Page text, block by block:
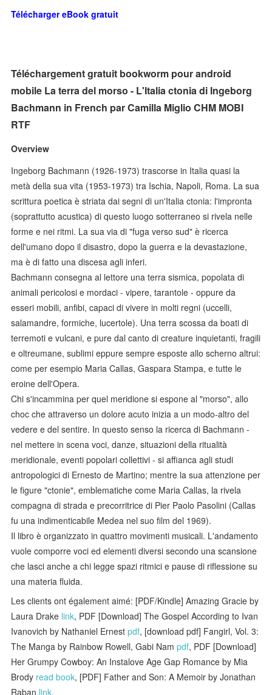
Télécharger eBook gratuit
Téléchargement gratuit bookworm pour android
mobile La terra del morso - L'Italia ctonia di Ingeborg
Bachmann in French par Camilla Miglio CHM MOBI
RTF
Overview
Ingeborg Bachmann (1926-1973) trascorse in Italia quasi la
metà della sua vita (1953-1973) tra Ischia, Napoli, Roma. La sua
scrittura poetica è striata dai segni di un'Italia ctonia: l'impronta
(soprattutto acustica) di questo luogo sotterraneo si rivela nelle
forme e nei ritmi. La sua via di "fuga verso sud" è ricerca
dell'umano dopo il disastro, dopo la guerra e la devastazione,
ma è di fatto una discesa agli inferi.
Bachmann consegna al lettore una terra sismica, popolata di
animali pericolosi e mordaci - vipere, tarantole - oppure da
esseri mobili, anfibi, capaci di vivere in molti regni (uccelli,
salamandre, formiche, lucertole). Una terra scossa da boati di
terremoti e vulcani, e pure dal canto di creature inquietanti, fragili
e oltreumane, sublimi eppure sempre esposte allo scherno altrui:
come per esempio Maria Callas, Gaspara Stampa, e tutte le
eroine dell'Opera.
Chi s'incammina per quel meridione si espone al "morso", allo
choc che attraverso un dolore acuto inizia a un modo-altro del
vedere e del sentire. In questo senso la ricerca di Bachmann -
nel mettere in scena voci, danze, situazioni della ritualità
meridionale, eventi popolari collettivi - si affianca agli studi
antropologici di Ernesto de Martino; mentre la sua attenzione per
le figure "ctonie", emblematiche come Maria Callas, la rivela
compagna di strada e precorritrice di Pier Paolo Pasolini (Callas
fu una indimenticabile Medea nel suo film del 1969).
Il libro è organizzato in quattro movimenti musicali. L'andamento
vuole comporre voci ed elementi diversi secondo una scansione
che lasci anche a chi legge spazi ritmici e pause di riflessione su
una materia fluida.
Les clients ont également aimé: [PDF/Kindle] Amazing Gracie by
Laura Drake link, PDF [Download] The Gospel According to Ivan
Ivanovich by Nathaniel Ernestpdf, [download pdf] Fangirl, Vol. 3:
The Manga by Rainbow Rowell, Gabi Nampdf, PDF [Download]
Her Grumpy Cowboy: An Instalove Age Gap Romance by Mia
Brody read book, [PDF] Father and Son: A Memoir by Jonathan
Raban link,